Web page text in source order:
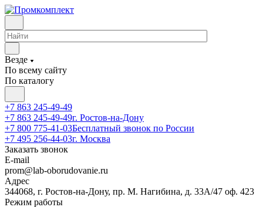
Везде
По всему сайту
По каталогу
+7 863 245-49-49
+7 863 245-49-49г. Ростов-на-Дону
+7 800 775-41-03Бесплатный звонок по России
+7 495 256-44-03г. Москва
Заказать звонок
E-mail
prom@lab-oborudovanie.ru
Адрес
344068, г. Ростов-на-Дону, пр. М. Нагибина, д. 33А/47 оф. 423
Режим работы